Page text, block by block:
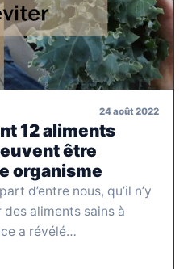
24 août 2022
12 aliments
être
organisme
d’entre nous, qu’il n’y
aliments sains à
a révélé…